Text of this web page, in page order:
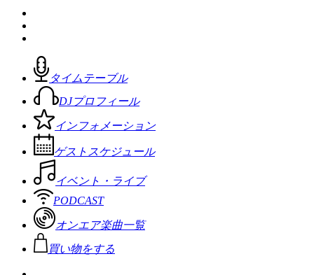
タイムテーブル
DJプロフィール
インフォメーション
ゲストスケジュール
イベント・ライブ
PODCAST
オンエア楽曲一覧
買い物をする